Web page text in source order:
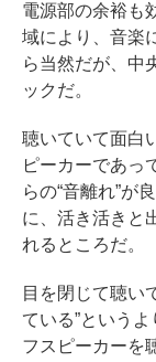
電源部の余裕も
域により、音楽
ら当然だが、中
ックだ。
聴いていて面白
ピーカーであっ
らの“音離れ”が
に、活き活きと
れるところだ。
目を閉じて聴い
ている”という
フスピーカーを